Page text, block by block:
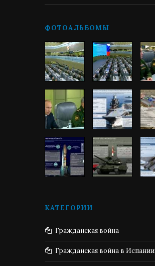
ФОТОАЛЬБОМЫ
КАТЕГОРИИ
Гражданская война
Гражданская война в Испании